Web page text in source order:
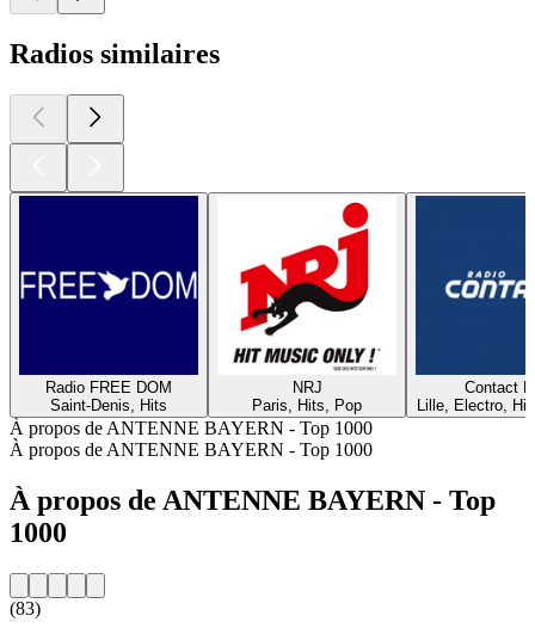
Radios similaires
Radio FREE DOM
Saint-Denis, Hits
NRJ
Paris, Hits, Pop
Contact
Lille, Electro,
À propos de ANTENNE BAYERN - Top 1000
À propos de ANTENNE BAYERN - Top 1000
À propos de ANTENNE BAYERN - Top
1000
(83)